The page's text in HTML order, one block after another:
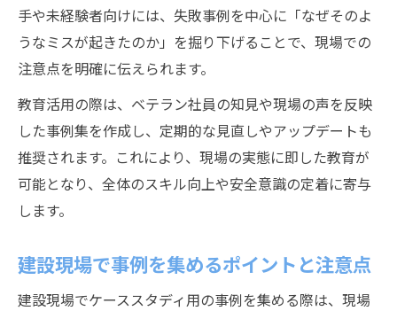
手や未経験者向けには、失敗事例を中心に「なぜそのよ
うなミスが起きたのか」を掘り下げることで、現場での
注意点を明確に伝えられます。
教育活用の際は、ベテラン社員の知見や現場の声を反映
した事例集を作成し、定期的な見直しやアップデートも
推奨されます。これにより、現場の実態に即した教育が
可能となり、全体のスキル向上や安全意識の定着に寄与
します。
建設現場で事例を集めるポイントと注意点
建設現場でケーススタディ用の事例を集める際は、現場